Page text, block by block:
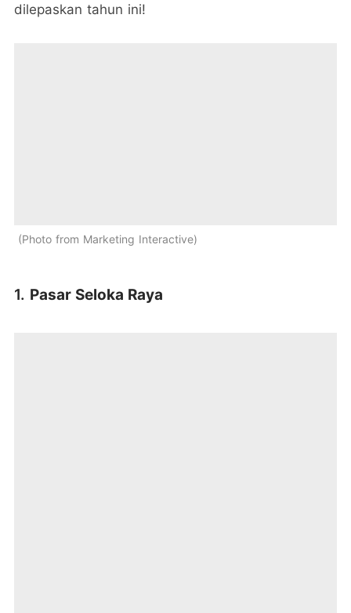
dilepaskan tahun ini!
Photo from Marketing Interactive
1. Pasar Seloka Raya